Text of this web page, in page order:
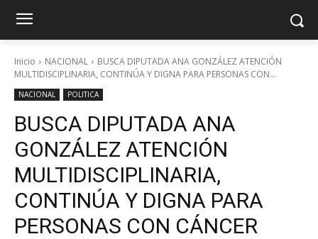
Inicio NACIONAL
BUSCA DIPUTADA ANA GONZÁLEZ ATENCIÓN
MULTIDISCIPLINARIA, CONTINÚA Y DIGNA PARA PERSONAS CON...
NACIONAL POLITICA
BUSCA DIPUTADA ANA
GONZÁLEZ ATENCIÓN
MULTIDISCIPLINARIA,
CONTINÚA Y DIGNA PARA
PERSONAS CON CÁNCER